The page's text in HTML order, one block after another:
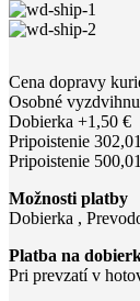
Cena dopravy
Osobné
Dobierka +1,50 €
Pripoistenie
Pripoistenie
Možnosti platby
Dobierka ,
Platba na
Pri prevzatí v